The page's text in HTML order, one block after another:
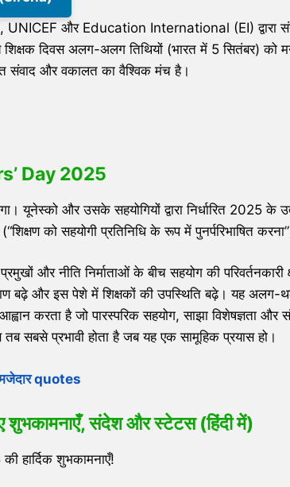
और Education International (EI) द्वारा
दिवस अलग-अलग तिथियों (भारत में 5 सितंबर) को
संवाद और वकालत का वैश्विक मंच है।
Day 2025
यूनेस्को और उसके सहयोगियों द्वारा निर्धारित 2025 के
को सहयोगी प्रतिनिधि के रूप में पुनर्परिभाषित
और नीति निर्माताओं के बीच सहयोग की परिवर्तनकारी
बढ़े और इस पेशे में शिक्षकों की उपस्थिति बढ़े। यह अलग-
करता है जो पारस्परिक सहयोग, साझा विशेषज्ञता और
तब सबसे प्रभावी होता है जब यह एक सामूहिक प्रयास हो।
quotes
संदेश और स्टेटस (हिंदी में)
हार्दिक शुभकामनाएँ!